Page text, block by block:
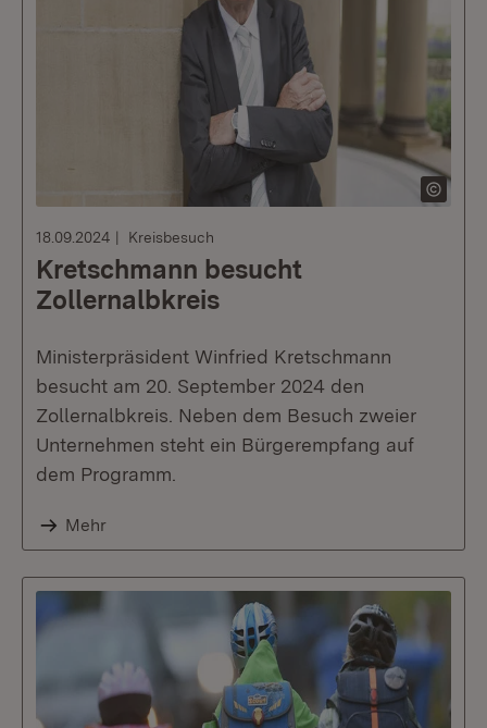
18.09.2024 Kreisbesuch
Kretschmann besucht
Zollernalbkreis
Ministerpräsident Winfried Kretschmann
besucht am 20. September 2024 den
Zollernalbkreis. Neben dem Besuch zweier
Unternehmen steht ein Bürgerempfang auf
dem Programm.
Mehr